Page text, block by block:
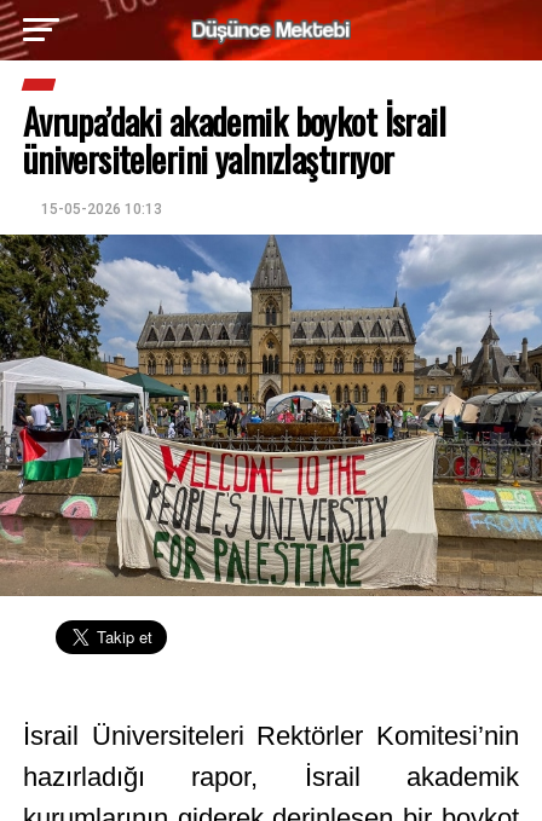
Avrupa’daki akademik boykot İsrail
üniversitelerini yalnızlaştırıyor
15-05-2026 10:13
İsrail Üniversiteleri Rektörler Komitesi’nin
hazırladığı rapor, İsrail akademik